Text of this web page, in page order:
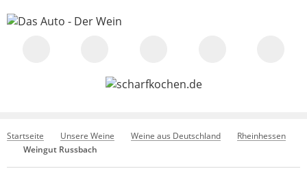
Startseite Unsere Weine Weine aus Deutschland
Rheinhessen
Weingut Russbach